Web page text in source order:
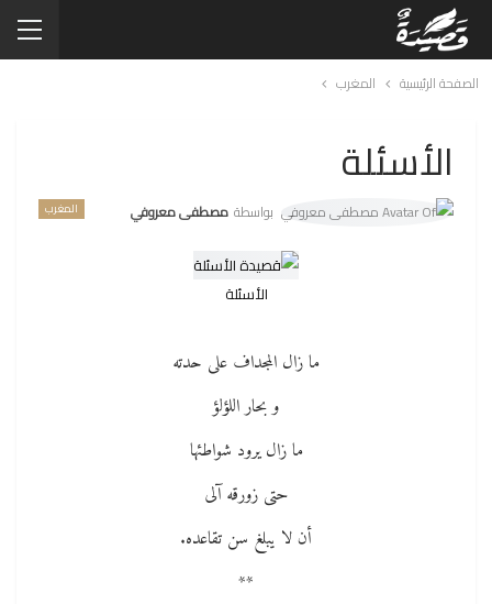
الصفحة الرئيسية المغرب
الأسئلة
المغرب بواسطة مصطفى معروفي
الأسئلة
ما زال المجداف على حدته
و بحار اللؤلؤ
ما زال يرود شواطئها
حتى زورقه آلى
أن لا يبلغ سن تقاعده.
**